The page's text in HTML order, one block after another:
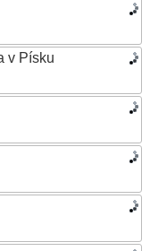
v Písku